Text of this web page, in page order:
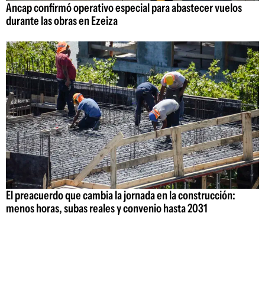
Ancap confirmó operativo especial para abastecer vuelos
durante las obras en Ezeiza
El preacuerdo que cambia la jornada en la construcción:
menos horas, subas reales y convenio hasta 2031